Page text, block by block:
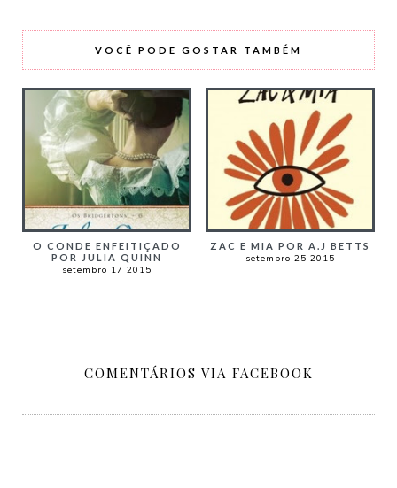
VOCÊ PODE GOSTAR TAMBÉM
O CONDE ENFEITIÇADO
POR JULIA QUINN
setembro 17 2015
ZAC E MIA POR A.J BETTS
setembro 25 2015
COMENTÁRIOS VIA FACEBOOK